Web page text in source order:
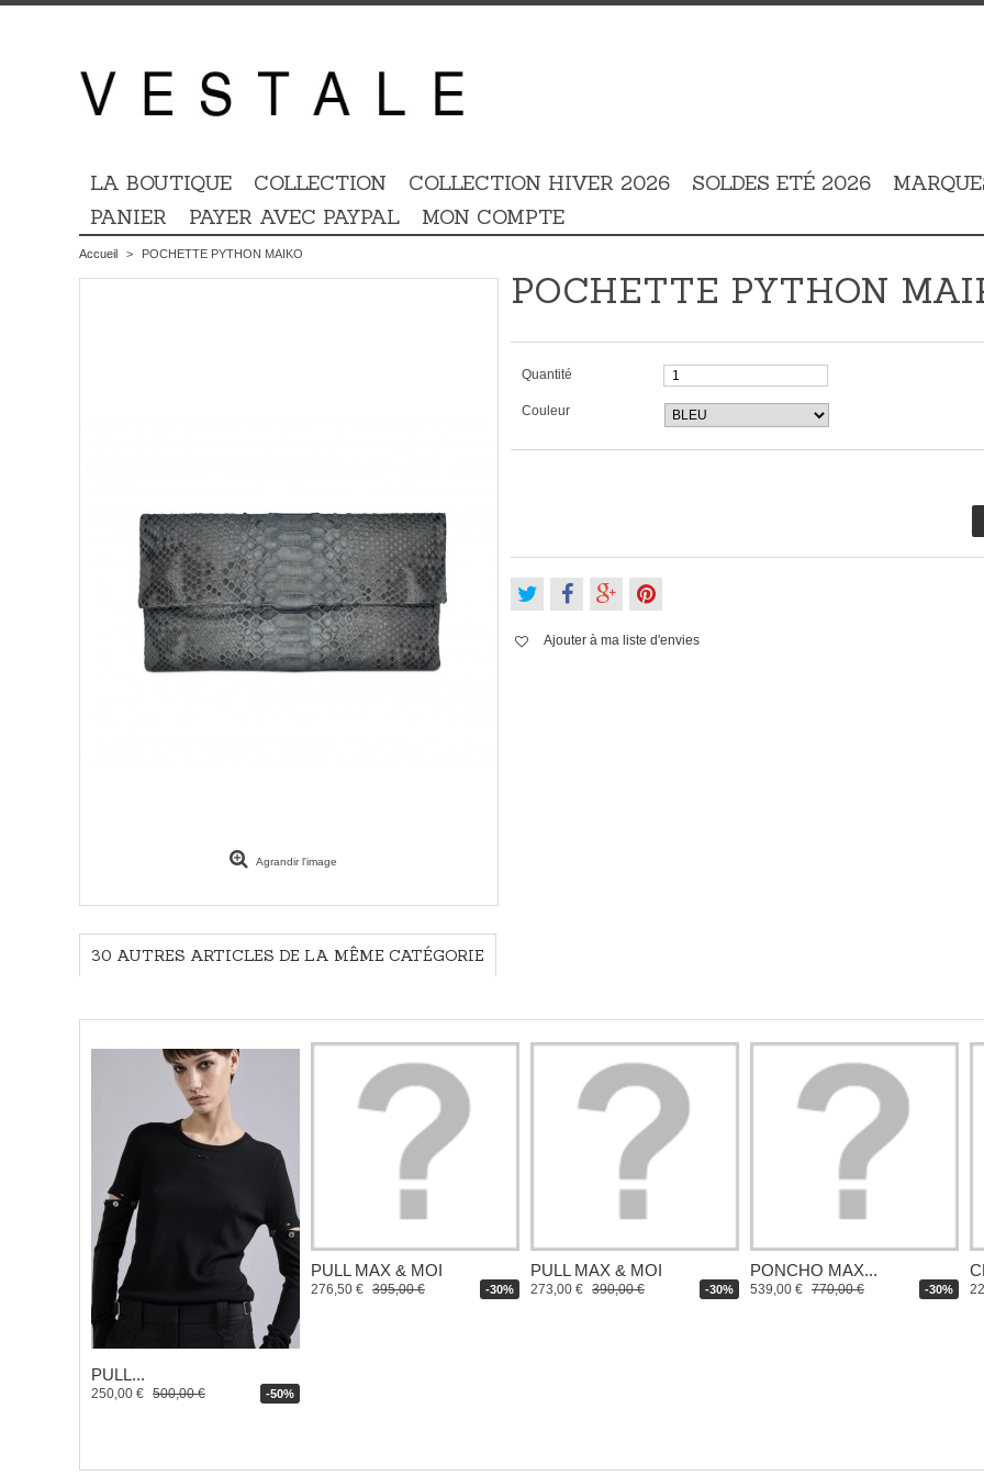
LA BOUTIQUE COLLECTION COLLECTION HIVER 2026 SOLDES ETÉ 2026
PANIER
PAYER AVEC PAYPAL MON COMPTE
Accueil > POCHETTE PYTHON MAIKO
Agrandir l'image
POCHETTE PYTHON
Quantité
Couleur
Ajouter à ma liste d'envies
30 AUTRES ARTICLES DE LA MÊME CATÉGORIE
PULL...
250,00 € -50%
500,00 €
PULL MAX & MOI
276,50 € -30%
395,00 €
PULL MAX & MOI
273,00 € -30%
390,00 €
PONCHO MAX...
539,00 € -30%
770,00 €